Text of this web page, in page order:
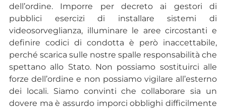
dell’ordine. Imporre per decreto ai gestori di
pubblici esercizi di installare sistemi di
videosorveglianza, illuminare le aree circostanti e
definire codici di condotta è però inaccettabile,
perché scarica sulle nostre spalle responsabilità che
spettano allo Stato. Non possiamo sostituirci alle
forze dell’ordine e non possiamo vigilare all’esterno
dei locali. Siamo convinti che collaborare sia un
dovere ma è assurdo imporci obblighi difficilmente